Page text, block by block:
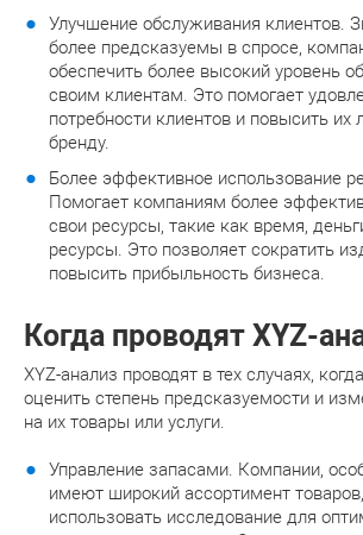
Улучшение обслуживания клиентов.
более предсказуемы в спросе,
обеспечить более высокий уровень
своим клиентам. Это помогает
потребности клиентов и повысить их
бренду.
Более эффективное использование
Помогает компаниям более
свои ресурсы, такие как время,
ресурсы. Это позволяет сократить
повысить прибыльность бизнеса.
Когда проводят XYZ-
XYZ-анализ проводят в тех случаях,
оценить степень предсказуемости и
на их товары или услуги.
Управление запасами. Компании,
имеют широкий ассортимент
использовать исследование для